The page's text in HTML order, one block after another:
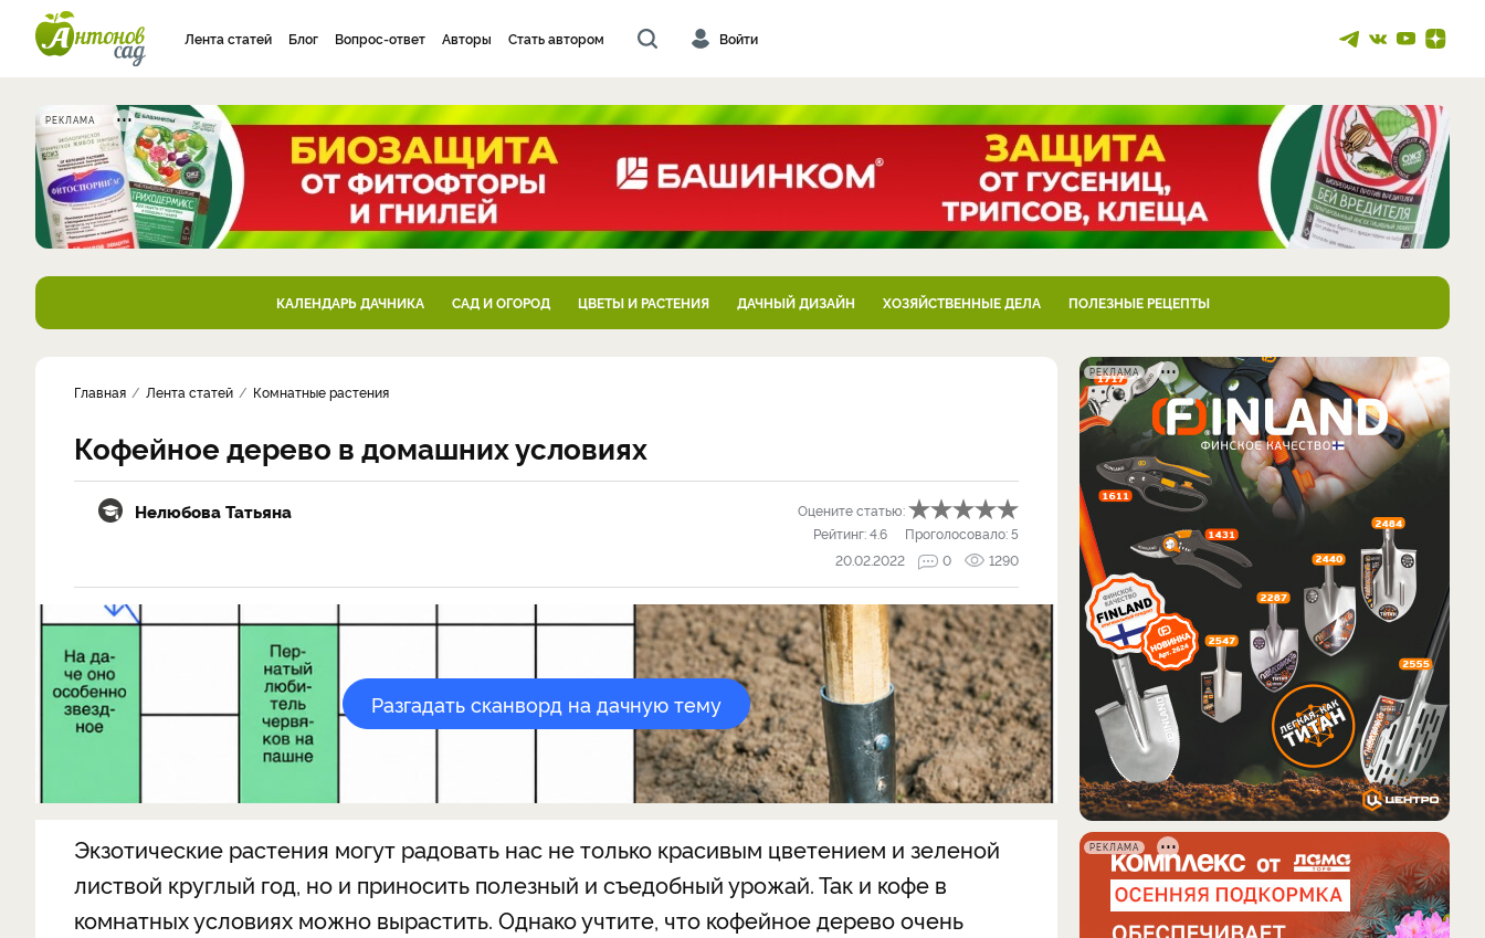
Лента статей Блог Вопрос-ответ Авторы Стать автором Войти
РЕКЛАМА
КАЛЕНДАРЬ ДАЧНИКА САД И ОГОРОД ЦВЕТЫ И РАСТЕНИЯ ДАЧНЫЙ ДИЗАЙН ХОЗЯЙСТВЕННЫЕ ДЕЛА ПОЛЕЗНЫЕ РЕЦЕПТЫ
Главная Лента статей Комнатные растения
Кофейное дерево в домашних условиях
Нелюбова Татьяна
Оцените статью:
Рейтинг:4.6 Проголосовало:5
20.02.2022
0 1290
Разгадать сканворд на дачную тему
Экзотические растения могут радовать нас не только красивым цветением и зеленой
листвой круглый год, но и приносить полезный и съедобный урожай. Так и кофе в
комнатных условиях можно вырастить. Однако учтите, что кофейное дерево очень
РЕКЛАМА
РЕКЛАМА